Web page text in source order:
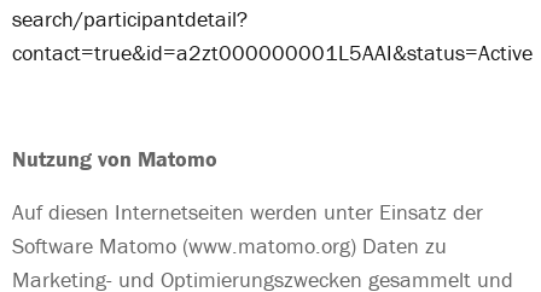
search/participantdetail?
contact=true&id=a2zt000000001L5AAI&status=Active
Nutzung von Matomo
Auf diesen Internetseiten werden unter Einsatz der
Software Matomo (www.matomo.org) Daten zu
Marketing- und Optimierungszwecken gesammelt und